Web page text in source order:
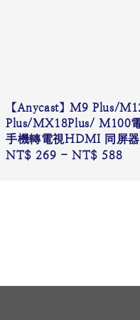
【Anycast】M9 Plus/
Plus/MX18Plus/ M100
手機轉電視HDMI 同屏器
Regular
NT$ 269 -NT$ 588